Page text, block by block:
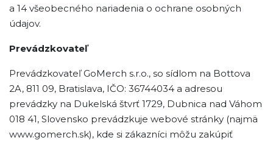
a 14 všeobecného nariadenia o ochrane osobných
údajov.
Prevádzkovateľ
Prevádzkovateľ GoMerch s.r.o., so sídlom na Bottova
2A, 811 09, Bratislava, IČO: 36744034 a adresou
prevádzky na Dukelská štvrť 1729, Dubnica nad Váhom
018 41, Slovensko prevádzkuje webové stránky (najmä
www.gomerch.sk), kde si zákazníci môžu zakúpiť